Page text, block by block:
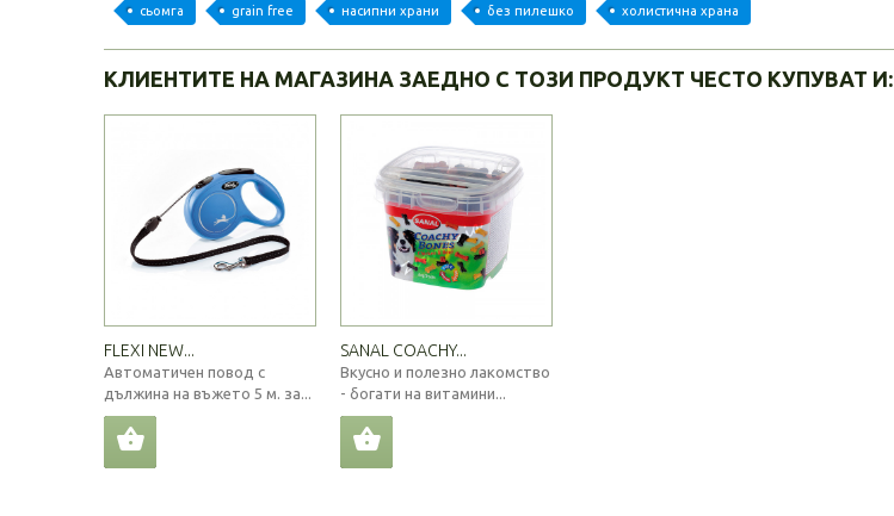
сьомга grain free насипни храни без пилешко холистична храна
КЛИЕНТИТЕ НА МАГАЗИНА ЗАЕДНО С ТОЗИ ПРОДУКТ ЧЕСТО КУПУВАТ И:
FLEXI NEW...
Автоматичен повод с
дължина на въжето 5 м. за...
SANAL COACHY...
Вкусно и полезно лакомство
- богати на витамини...